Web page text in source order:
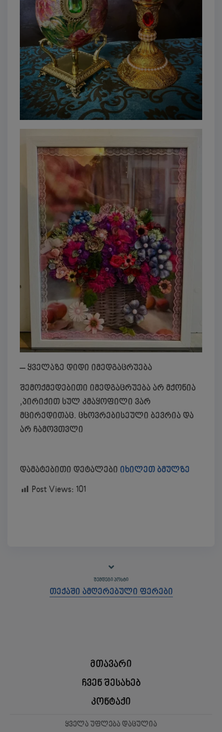
– ყველაზე დიდი იმედგაცრუება
შემოქმედებითი იმედგაცრუება არ მქონია
,პირიქით სულ კმაყოფილი ვარ
მცირედითაც. ცხოვრებისეული ბევრია და
არ ჩამოვთვლი
დამატებითი დეტალები იხილეთ ბმულზე
Post Views: 101
ᲨᲔᲛᲓᲔᲒᲘ ᲞᲝᲡᲢᲘ
თექაში ამღერებული ფერები
მთავარი
ჩვენ შესახებ
კონტაქი
ყველა უფლება დაცულია